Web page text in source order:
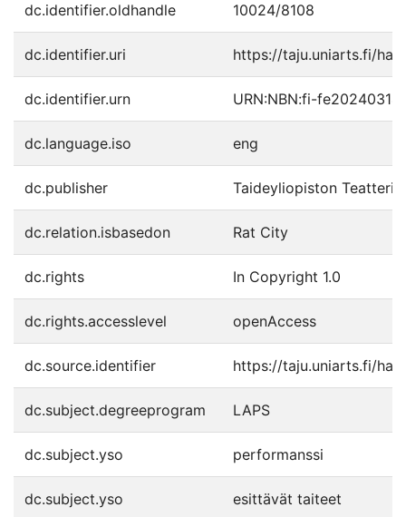
dc.identifier.oldhandle 10024/8108
dc.identifier.uri https://taju.uniarts.fi/
dc.identifier.urn URN:NBN:fi-
dc.language.iso eng
dc.publisher Taideyliopiston
dc.relation.isbasedon Rat City
dc.rights In Copyright 1.0
dc.rights.accesslevel openAccess
dc.source.identifier https://taju.uniarts.fi/
dc.subject.degreeprogram LAPS
dc.subject.yso performanssi
dc.subject.yso esittävät taiteet